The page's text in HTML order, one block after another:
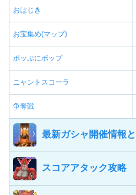
おはじき
お宝集め(マップ)
ポッぷにポップ
ニャントスコーラ
争奪戦
最新ガシャ開催情報
スコアアタック攻略